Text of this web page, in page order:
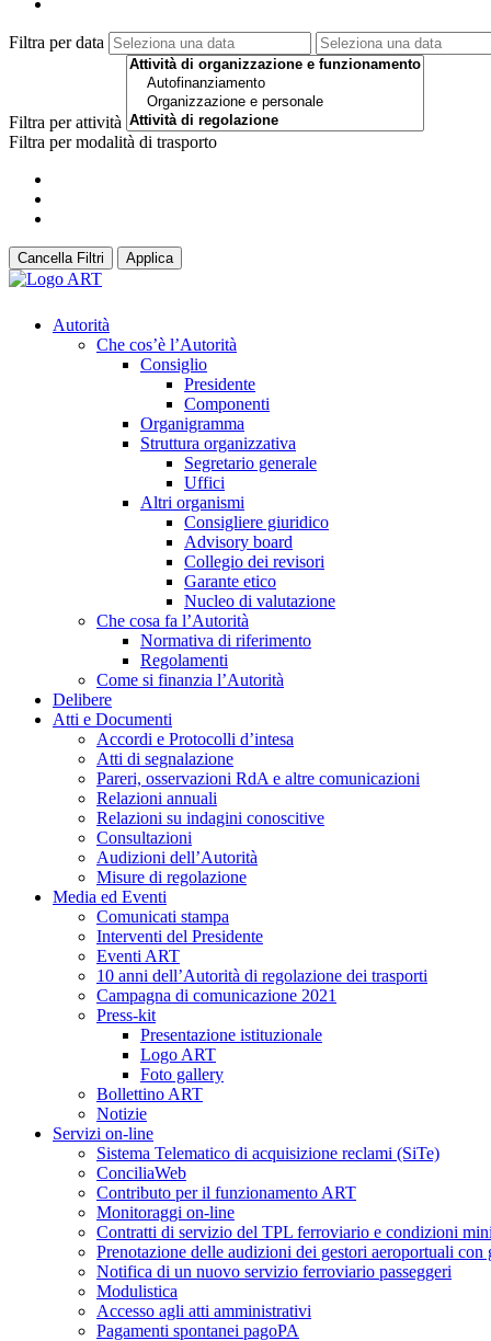
Filtra per data
Filtra per attività
Filtra per modalità di trasporto
Cancella Filtri Applica
Autorità
Che cos’è l’Autorità
Consiglio
Presidente
Componenti
Organigramma
Struttura organizzativa
Segretario generale
Uffici
Altri organismi
Consigliere giuridico
Advisory board
Collegio dei revisori
Garante etico
Nucleo di valutazione
Che cosa fa l’Autorità
Normativa di riferimento
Regolamenti
Come si finanzia l’Autorità
Delibere
Atti e Documenti
Accordi e Protocolli d’intesa
Atti di segnalazione
Pareri, osservazioni RdA e altre comunicazioni
Relazioni annuali
Relazioni su indagini conoscitive
Consultazioni
Audizioni dell’Autorità
Misure di regolazione
Media ed Eventi
Comunicati stampa
Interventi del Presidente
Eventi ART
10 anni dell’Autorità di regolazione dei trasporti
Campagna di comunicazione 2021
Press-kit
Presentazione istituzionale
Logo ART
Foto gallery
Bollettino ART
Notizie
Servizi on-line
Sistema Telematico di acquisizione reclami (SiTe)
ConciliaWeb
Contributo per il funzionamento ART
Monitoraggi on-line
Contratti di servizio del TPL ferroviario e condizioni
Prenotazione delle audizioni dei gestori aeroportuali con
Notifica di un nuovo servizio ferroviario passeggeri
Modulistica
Accesso agli atti amministrativi
Pagamenti spontanei pagoPA